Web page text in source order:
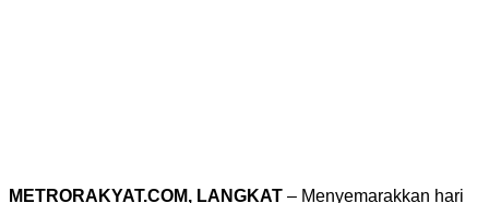
METRORAKYAT.COM, LANGKAT – Menyemarakkan hari